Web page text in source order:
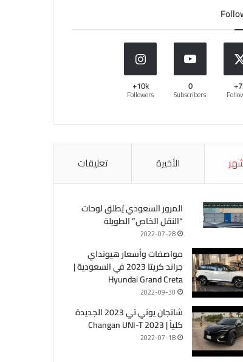
0
Subscribers
10k+
Followers
الأخيرة تعليقات
المرور السعودي يُطلق لوحات
“النقل الخاص” الطويلة
2022-07-28
مواصفات وأسعار هيونداي
جراند كريتا 2023 في السعودية |
Hyundai Grand Creta
2022-09-30
شانجان يوني تي 2023 الجديدة
كلياً | Changan UNI-T 2023
2022-07-18